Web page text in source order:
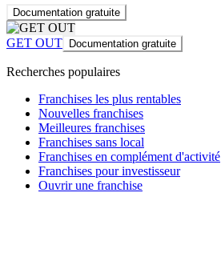
Documentation gratuite
GET OUT Documentation gratuite
Recherches populaires
Franchises les plus rentables
Nouvelles franchises
Meilleures franchises
Franchises sans local
Franchises en complément d'activité
Franchises pour investisseur
Ouvrir une franchise